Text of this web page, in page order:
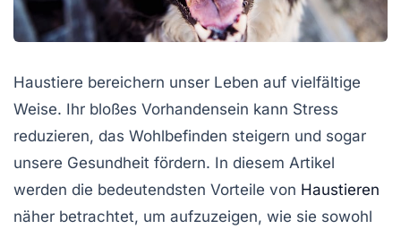
Haustiere bereichern unser Leben auf vielfältige
Weise. Ihr bloßes Vorhandensein kann Stress
reduzieren, das Wohlbefinden steigern und sogar
unsere Gesundheit fördern. In diesem Artikel
werden die bedeutendsten Vorteile von Haustieren
näher betrachtet, um aufzuzeigen, wie sie sowohl